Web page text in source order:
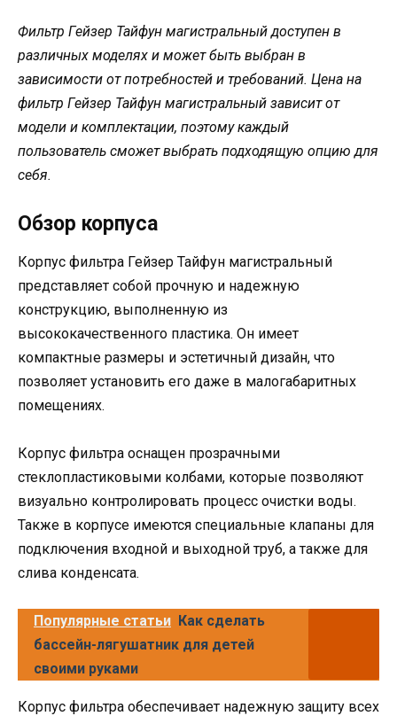
Фильтр Гейзер Тайфун магистральный доступен в
различных моделях и может быть выбран в
зависимости от потребностей и требований. Цена на
фильтр Гейзер Тайфун магистральный зависит от
модели и комплектации, поэтому каждый
пользователь сможет выбрать подходящую опцию для
себя.
Обзор корпуса
Корпус фильтра Гейзер Тайфун магистральный
представляет собой прочную и надежную
конструкцию, выполненную из
высококачественного пластика. Он имеет
компактные размеры и эстетичный дизайн, что
позволяет установить его даже в малогабаритных
помещениях.
Корпус фильтра оснащен прозрачными
стеклопластиковыми колбами, которые позволяют
визуально контролировать процесс очистки воды.
Также в корпусе имеются специальные клапаны для
подключения входной и выходной труб, а также для
слива конденсата.
Популярные статьи Как сделать
бассейн-лягушатник для детей
своими руками
Корпус фильтра обеспечивает надежную защиту всех